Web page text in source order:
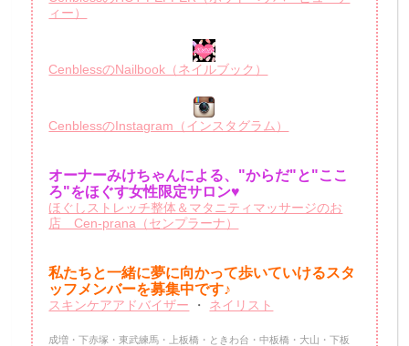
ィー）
CenblessのNailbook（ネイルブック）
CenblessのInstagram（インスタグラム）
オーナーみけちゃんによる、"からだ"と"ここ
ろ"をほぐす女性限定サロン♥
ほぐしストレッチ整体＆マタニティマッサージのお
店 Cen-prana（センプラーナ）
私たちと一緒に夢に向かって歩いていけるスタ
ッフメンバーを募集中です♪
スキンケアアドバイザー ・ ネイリスト
成増・下赤塚・東武練馬・上板橋・ときわ台・中板橋・大山・下板